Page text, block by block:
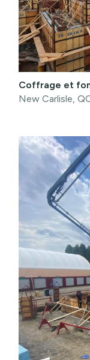
Coffrage et
New Carlisle,